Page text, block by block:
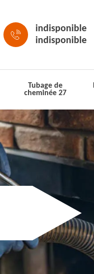
indisponible
indisponible
Tubage de
cheminée 27